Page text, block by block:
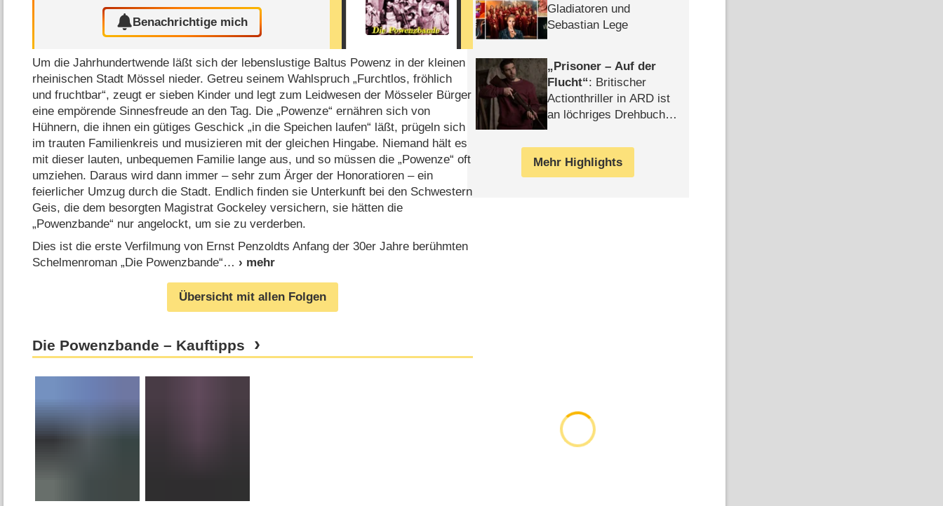
Benachrichtige mich
Um die Jahrhundertwende läßt sich der lebenslustige Baltus Powenz in der kleinen
rheinischen Stadt Mössel nieder. Getreu seinem Wahlspruch „Furchtlos, fröhlich
und fruchtbar“, zeugt er sieben Kinder und legt zum Leidwesen der Mösseler Bürger
eine empörende Sinnesfreude an den Tag. Die „Powenze“ ernähren sich von
Hühnern, die ihnen ein gütiges Geschick „in die Speichen laufen“ läßt, prügeln sich
im trauten Familienkreis und musizieren mit der gleichen Hingabe. Niemand hält es
mit dieser lauten, unbequemen Familie lange aus, und so müssen die „Powenze“ oft
umziehen. Daraus wird dann immer – sehr zum Ärger der Honoratioren – ein
feierlicher Umzug durch die Stadt. Endlich finden sie Unterkunft bei den Schwestern
Geis, die dem besorgten Magistrat Gockeley versichern, sie hätten die
„Powenzbande“ nur angelockt, um sie zu verderben.
Dies ist die erste Verfilmung von Ernst Penzoldts Anfang der 30er Jahre berühmten
Schelmenroman „Die Powenzbande“
Übersicht mit allen Folgen
Die Powenzbande – Kauftipps
Gladiatoren und
Sebastian Lege
Prisoner – Auf der
Flucht : Britischer
Actionthriller in ARD ist
an löchriges Drehbuch
Mehr Highlights